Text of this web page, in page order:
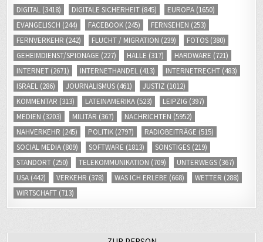
DIGITAL (3418) DIGITALE SICHERHEIT (845) EUROPA (1650)
EVANGELISCH (244) FACEBOOK (245) FERNSEHEN (253)
FERNVERKEHR (242) FLUCHT / MIGRATION (239) FOTOS (380)
GEHEIMDIENST/SPIONAGE (227) HALLE (317) HARDWARE (721)
INTERNET (2671) INTERNETHANDEL (413) INTERNETRECHT (483)
ISRAEL (286) JOURNALISMUS (461) JUSTIZ (1012)
KOMMENTAR (313) LATEINAMERIKA (523) LEIPZIG (397)
MEDIEN (3203) MILITÄR (367) NACHRICHTEN (5952)
NAHVERKEHR (245) POLITIK (2797) RADIOBEITRÄGE (515)
SOCIAL MEDIA (809) SOFTWARE (1813) SONSTIGES (219)
STANDORT (250) TELEKOMMUNIKATION (709) UNTERWEGS (367)
USA (442) VERKEHR (378) WAS ICH ERLEBE (668) WETTER (288)
WIRTSCHAFT (713)